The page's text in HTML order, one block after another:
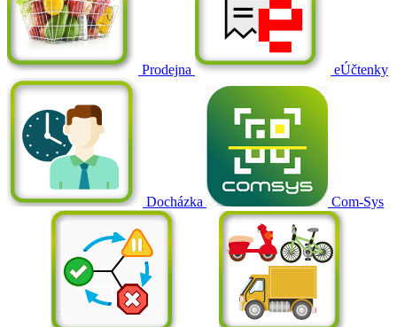
Prodejna eÚčtenky
Docházka Com-Sys